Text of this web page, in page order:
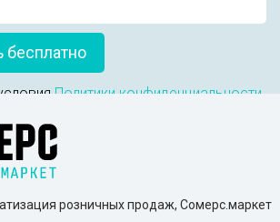
бесплатно
Политики конфиденциальности
розничных продаж, Сомерс.маркет